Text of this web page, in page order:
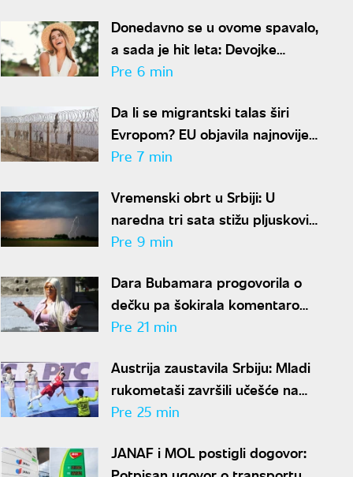
Donedavno se u ovome spavalo,
a sada je hit leta: Devojke
masovno kupuju komad koji su
Pre 6 min
Da li se migrantski talas širi
Evropom? EU objavila najnovije
informacije
Pre 7 min
Vremenski obrt u Srbiji: U
naredna tri sata stižu pljuskovi,
grmljavina i olujni vetar
Pre 9 min
Dara Bubamara progovorila o
dečku pa šokirala komentarom
o Seki Aleksić: "Nije mi
Pre 21 min
Austrija zaustavila Srbiju: Mladi
rukometaši završili učešće na
Evropskom prvenstvu
Pre 25 min
JANAF i MOL postigli dogovor: